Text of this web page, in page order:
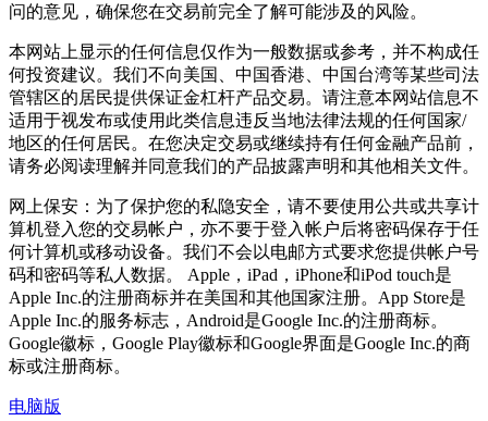
问的意见，确保您在交易前完全了解可能涉及的风险。
本网站上显示的任何信息仅作为一般数据或参考，并不构成任
何投资建议。我们不向美国、中国香港、中国台湾等某些司法
管辖区的居民提供保证金杠杆产品交易。请注意本网站信息不
适用于视发布或使用此类信息违反当地法律法规的任何国家/
地区的任何居民。在您决定交易或继续持有任何金融产品前，
请务必阅读理解并同意我们的产品披露声明和其他相关文件。
网上保安：为了保护您的私隐安全，请不要使用公共或共享计
算机登入您的交易帐户，亦不要于登入帐户后将密码保存于任
何计算机或移动设备。我们不会以电邮方式要求您提供帐户号
码和密码等私人数据。 Apple，iPad，iPhone和iPod touch是
Apple Inc.的注册商标并在美国和其他国家注册。App Store是
Apple Inc.的服务标志，Android是Google Inc.的注册商标。
Google徽标，Google Play徽标和Google界面是Google Inc.的商
标或注册商标。
电脑版